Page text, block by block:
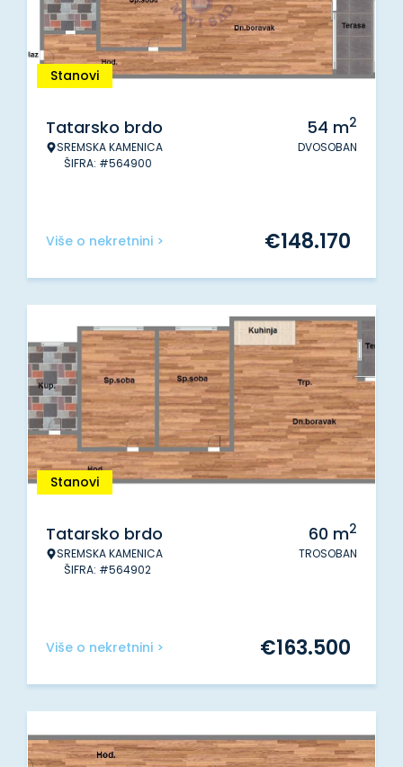
Stanovi
Tatarsko brdo
SREMSKA KAMENICA
ŠIFRA: #564900
54 m2
DVOSOBAN
Više o nekretnini > €148.170
Stanovi
Tatarsko brdo
SREMSKA KAMENICA
ŠIFRA: #564902
60 m2
TROSOBAN
Više o nekretnini > €163.500